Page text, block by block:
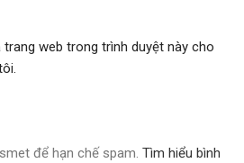
web trong trình duyệt này cho
để hạn chế spam. Tìm hiểu bình